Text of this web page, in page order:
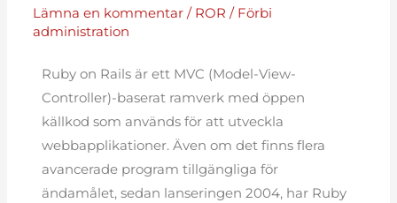
Lämna en kommentar / ROR / Förbi
administration
Ruby on Rails är ett MVC (Model-View-
Controller)-baserat ramverk med öppen
källkod som används för att utveckla
webbapplikationer. Även om det finns flera
avancerade program tillgängliga för
ändamålet, sedan lanseringen 2004, har Ruby